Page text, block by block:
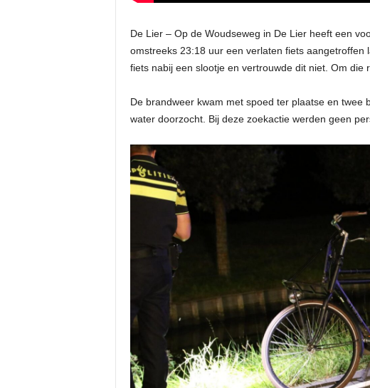
De Lier – Op de Woudseweg in De Lier heeft een
omstreeks 23:18 uur een verlaten fiets
fiets nabij een slootje en vertrouwde dit niet. Om die
De brandweer kwam met spoed ter plaatse en
water doorzocht. Bij deze zoekactie werden geen